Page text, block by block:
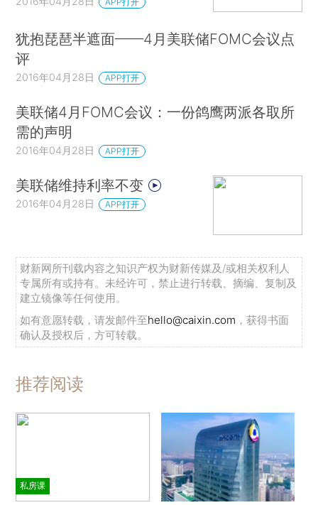
犹抱琵琶半遮面——4月美联储FOMC会议点
评
2016年04月28日 APP打开
美联储4月FOMC会议：一份鸽鹰两派各取所
需的声明
2016年04月28日 APP打开
美联储维持利率不变
2016年04月28日 APP打开
财新网所刊载内容之知识产权为财新传媒及/或相关权利人
专属所有或持有。未经许可，禁止进行转载、摘编、复制及
建立镜像等任何使用。
如有意愿转载，请发邮件至hello@caixin.com ，获得书面
确认及授权后，方可转载。
推荐阅读
私房课